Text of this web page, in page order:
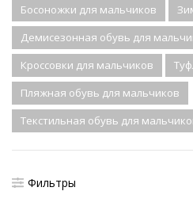
Босоножки для мальчиков
Демисезонная обувь для
Кроссовки для мальчиков
Пляжная обувь для мальчиков
Текстильная обувь для
Фильтры